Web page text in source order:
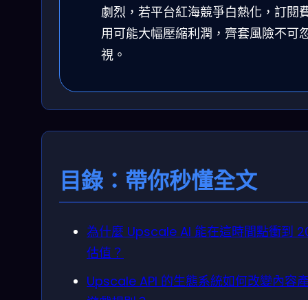
劇烈，若平台紅海競爭白熱化，訂閱
用可能大幅壓縮利潤，齊套風險不可
視。
目錄：帶你秒懂全文
為什麼 Upscale AI 能在這時間點衝到
估值？
Upscale API 的生態系統如何改變內容